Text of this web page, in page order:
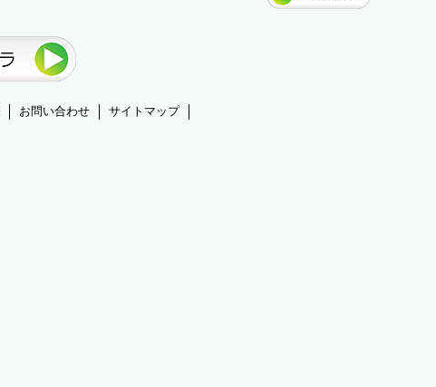
お問い合わせ サイトマップ